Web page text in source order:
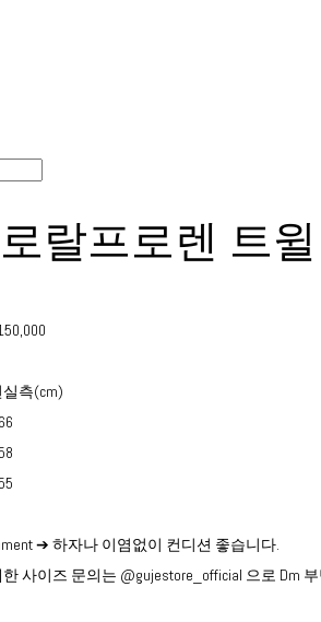
랄프로렌 트
측(cm)
➔ 하자나 이염없이 컨디션 좋습니다.
사이즈 문의는 @gujestore_official 으로 Dm